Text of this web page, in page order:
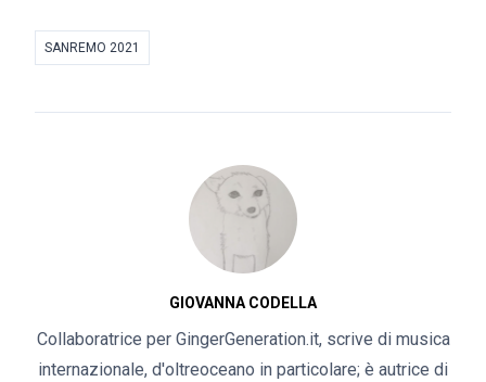
SANREMO 2021
GIOVANNA CODELLA
Collaboratrice per GingerGeneration.it, scrive di musica
internazionale, d'oltreoceano in particolare; è autrice di